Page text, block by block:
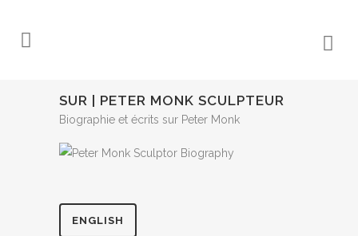
SUR | PETER MONK SCULPTEUR
Biographie et écrits sur Peter Monk
ENGLISH